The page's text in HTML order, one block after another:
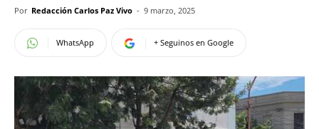
Por Redacción Carlos Paz Vivo - 9 marzo, 2025
WhatsApp + Seguinos en Google